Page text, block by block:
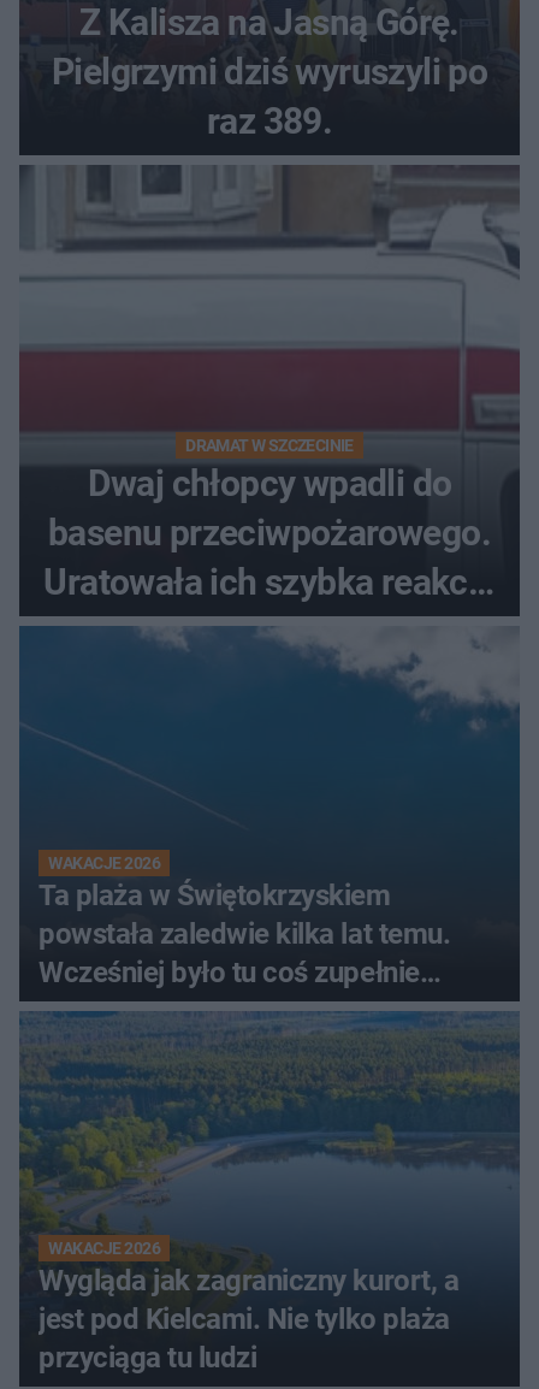
Z Kalisza na Jasną Górę.
Pielgrzymi dziś wyruszyli po
raz 389.
DRAMAT W SZCZECINIE
Dwaj chłopcy wpadli do
basenu przeciwpożarowego.
Uratowała ich szybka reakcja
świadków
WAKACJE 2026
Ta plaża w Świętokrzyskiem
powstała zaledwie kilka lat temu.
Wcześniej było tu coś zupełnie
innego
WAKACJE 2026
Wygląda jak zagraniczny kurort, a
jest pod Kielcami. Nie tylko plaża
przyciąga tu ludzi